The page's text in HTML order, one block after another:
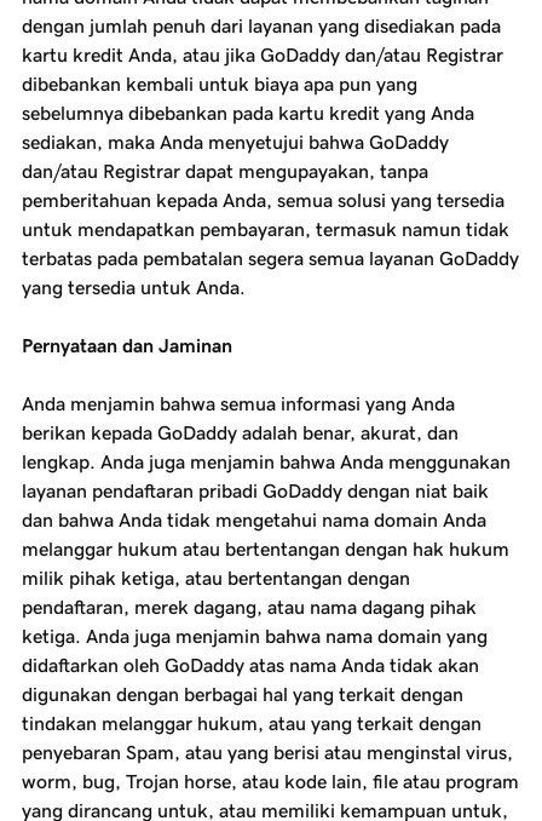
dengan jumlah penuh dari layanan yang disediakan pada
kartu kredit Anda, atau jika GoDaddy dan/atau Registrar
dibebankan kembali untuk biaya apa pun yang
sebelumnya dibebankan pada kartu kredit yang Anda
sediakan, maka Anda menyetujui bahwa GoDaddy
dan/atau Registrar dapat mengupayakan, tanpa
pemberitahuan kepada Anda, semua solusi yang tersedia
untuk mendapatkan pembayaran, termasuk namun tidak
terbatas pada pembatalan segera semua layanan GoDaddy
yang tersedia untuk Anda.
Pernyataan dan Jaminan
Anda menjamin bahwa semua informasi yang Anda
berikan kepada GoDaddy adalah benar, akurat, dan
lengkap. Anda juga menjamin bahwa Anda menggunakan
layanan pendaftaran pribadi GoDaddy dengan niat baik
dan bahwa Anda tidak mengetahui nama domain Anda
melanggar hukum atau bertentangan dengan hak hukum
milik pihak ketiga, atau bertentangan dengan
pendaftaran, merek dagang, atau nama dagang pihak
ketiga. Anda juga menjamin bahwa nama domain yang
didaftarkan oleh GoDaddy atas nama Anda tidak akan
digunakan dengan berbagai hal yang terkait dengan
tindakan melanggar hukum, atau yang terkait dengan
penyebaran Spam, atau yang berisi atau menginstal virus,
worm, bug, Trojan horse, atau kode lain, file atau program
yang dirancang untuk, atau memiliki kemampuan untuk,